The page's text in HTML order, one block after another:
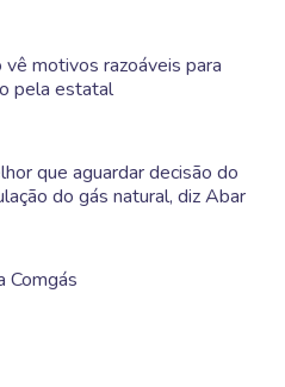
motivos razoáveis para
pela estatal
que aguardar decisão do
do gás natural, diz Abar
Comgás